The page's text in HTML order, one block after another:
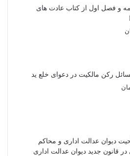
و فصل اول از کتاب عادت های
رکن مالکیت در دعوای خلع ید
دیوان عدالت اداری و محاکم
قانون جدید دیوان عدالت اداری